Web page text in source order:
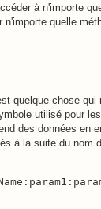
à n'importe
n'importe quelle
quelque chose
utilisé pour
des données en
à la suite du nom